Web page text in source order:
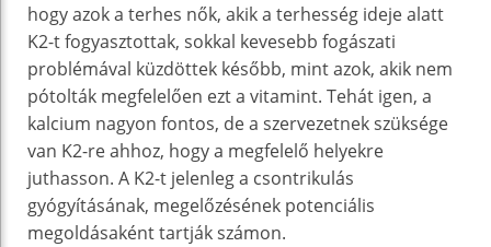
hogy azok a terhes nők, akik a terhesség ideje alatt
K2-t fogyasztottak, sokkal kevesebb fogászati
problémával küzdöttek később, mint azok, akik nem
pótolták megfelelően ezt a vitamint. Tehát igen, a
kalcium nagyon fontos, de a szervezetnek szüksége
van K2-re ahhoz, hogy a megfelelő helyekre
juthasson. A K2-t jelenleg a csontrikulás
gyógyításának, megelőzésének potenciális
megoldásaként tartják számon.